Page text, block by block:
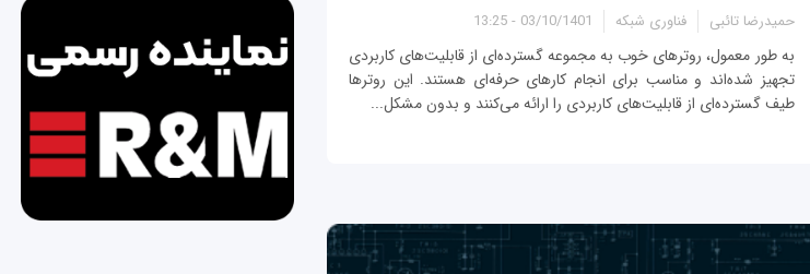
حمیدرضا تائبی فناوری شبکه 03/10/1401 - 13:25
به طور معمول، روترهای خوب به مجموعه گسترده‌ای از قابلیت‌های کاربردی
تجهیز شده‌اند و مناسب برای انجام کارهای حرفه‌ای هستند. این روترها
طیف گسترده‌ای از قابلیت‌های کاربردی را ارائه می‌کنند و بدون مشکل...